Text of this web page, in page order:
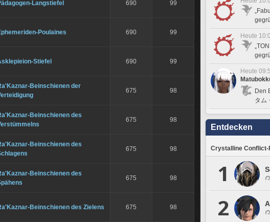
Langstiefel 690 99
Poulaines 690 99
Stiefel 690 99
Beinschienen der
675 98
Beinschienen des
675 98
Beinschienen des
675 98
Beinschienen des
675 98
Beinschienen des Zielens 675 98
Heute
Heute
Den
タム
Entdecken
Crystalline Conflict-
1
2